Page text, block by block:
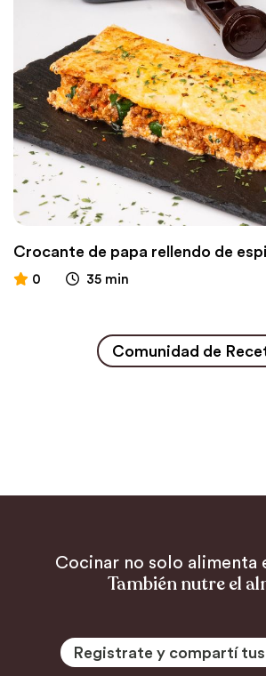
Crocante de papa rellendo de
0 35 min
Comunidad de
Cocinar no solo alimenta
También nutre el
Registrate y compartí